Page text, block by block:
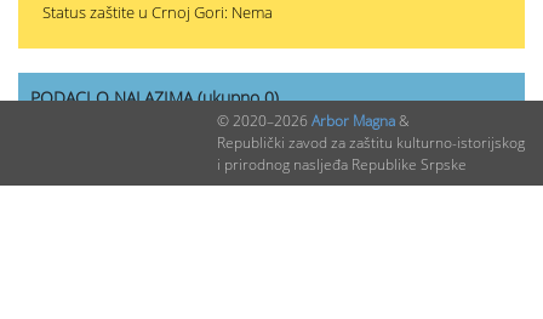
Status zaštite u Crnoj Gori: Nema
PODACI O NALAZIMA (ukupno 0)
0
© 2020–2026 Arbor Magna&
Republički zavod za zaštitu kulturno-istorijskog
i prirodnog nasljeđa Republike Srpske